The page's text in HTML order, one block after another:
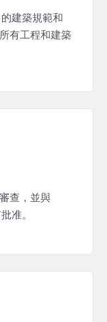
建築規範和
有工程和建築
查，並與
准。